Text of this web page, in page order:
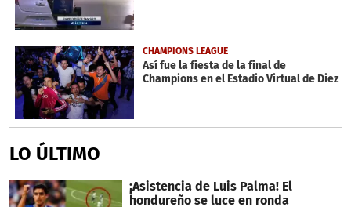
CHAMPIONS LEAGUE
Así fue la fiesta de la final de
Champions en el Estadio Virtual de Diez
LO ÚLTIMO
¡Asistencia de Luis Palma! El
hondureño se luce en ronda